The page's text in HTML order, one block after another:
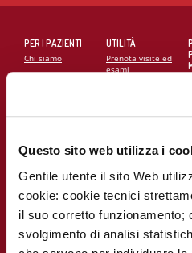
Questo sito web utilizza i
Gentile utente il sito Web
cookie: cookie tecnici
il suo corretto funzionamento;
svolgimento di analisi
PER I PAZIENTI
Chi siamo
del paziente
Codice Etico
UTILITÀ
Prenota visite ed
esami
viaggiare facile
Notizie dal
Monzino
Lavora con noi